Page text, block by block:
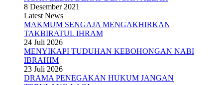
8 Desember 2021
Latest News
MAKMUM SENGAJA MENGAKHIRKAN
TAKBIRATUL IHRAM
24 Juli 2026
MENYIKAPI TUDUHAN KEBOHONGAN NABI
IBRAHIM
23 Juli 2026
DRAMA PENEGAKAN HUKUM JANGAN